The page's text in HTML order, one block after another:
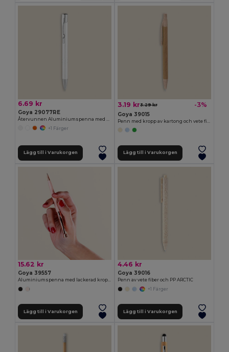
6.69 kr
Goya 29077RE
+1 Färger
Lägg till i Varukorgen
3.19 kr3.29 kr -3%
Goya 39015
Lägg till i Varukorgen
15.62 kr
Goya 39557
Aluminiumspenna med lackerad kropp och metalliska delar RICH
Lägg till i Varukorgen
4.46 kr
Goya 39016
Penn av vete fiber och PP ARCTIC
+1 Färger
Lägg till i Varukorgen